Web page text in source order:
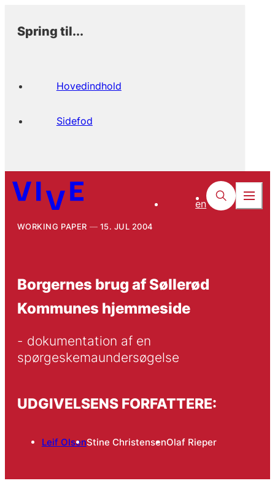
Spring til...
Hovedindhold
Sidefod
en
WORKING PAPER 15. JUL 2004
Borgernes brug af Søllerød
Kommunes hjemmeside
- dokumentation af en
spørgeskemaundersøgelse
UDGIVELSENS FORFATTERE:
Leif OlsenStine ChristensenOlaf Rieper